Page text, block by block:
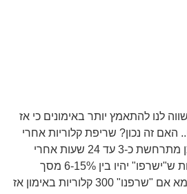
לנו להתאמץ יותר באימונים כי אז
האם זה נכון? שריפת קלוריות אחרי
האימון נקראת EPOC ואכן מתרחשת כ-3 עד 24 שעות אחרי
האימון, אבל כמות הקלוריות ש"ישרפו" יהיו בין 6-15% מסך
הקלוריות של האימון. לדוגמא אם "שרפנו" 300 קלוריות באימון אז